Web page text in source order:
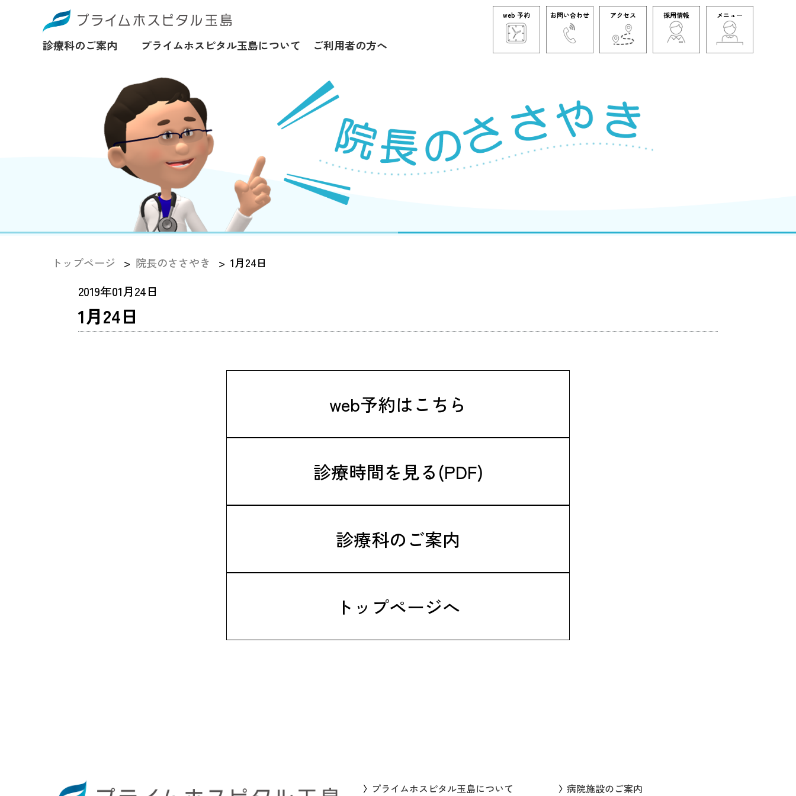
診療科のご案内 プライムホスピタル玉島について ご利用者の方へ
web 予約 お問い合わせ アクセス 採用情報 メニュー
トップページ 院長のささやき 1月24日
2019年01月24日
1月24日
web予約はこちら
診療時間を見る(PDF)
診療科のご案内
トップページへ
プライムホスピタル玉島について 病院施設のご案内